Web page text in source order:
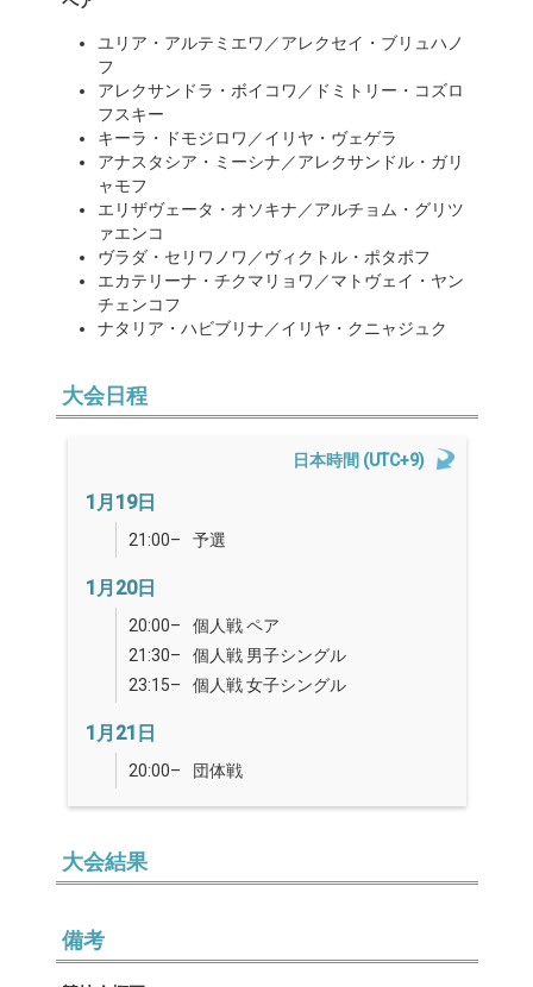
ユリア・アルテミエワ／アレクセイ・ブリュハノ
フ
アレクサンドラ・ボイコワ／ドミトリー・コズロ
フスキー
キーラ・ドモジロワ／イリヤ・ヴェゲラ
アナスタシア・ミーシナ／アレクサンドル・ガリ
ャモフ
エリザヴェータ・オソキナ／アルチョム・グリツ
ァエンコ
ヴラダ・セリワノワ／ヴィクトル・ポタポフ
エカテリーナ・チクマリョワ／マトヴェイ・ヤン
チェンコフ
ナタリア・ハビブリナ／イリヤ・クニャジュク
大会日程
日本時間 (UTC+9)
1月19日
21:00– 予選
1月20日
20:00–
個人戦 ペア
21:30–
個人戦 男子シングル
23:15–
個人戦 女子シングル
1月21日
20:00– 団体戦
大会結果
備考